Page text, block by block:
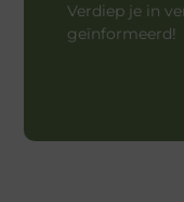
Verdiep je in
geïnformeerd!